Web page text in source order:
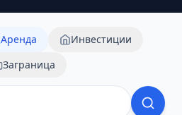
Аренда
Инвестиции
Заграница